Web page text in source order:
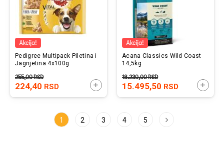
Pedigree Multipack Piletina i
Jagnjetina 4x100g
224,40 RSD
255,00RSD
DODAJTE U KORPU
Acana Classics Wild Coast
14,5kg
15.495,50 RSD
18.230,00RSD
Page
You're currently reading page
1 Page
2 Page
3 Page
4 Page
5 Page
Sledeće